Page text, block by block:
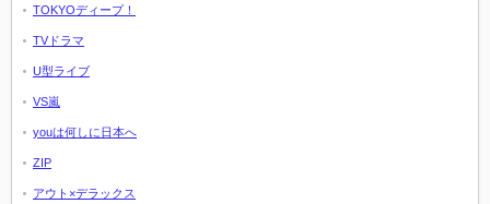
TOKYOディープ！
TVドラマ
U型ライブ
VS嵐
youは何しに日本へ
ZIP
アウト×デラックス